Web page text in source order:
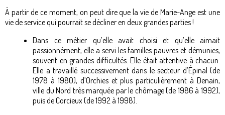
À partir de ce moment, on peut dire que la vie de Marie-Ange est une
vie de service qui pourrait se décliner en deux grandes parties !
Dans ce métier qu’elle avait choisi et qu’elle aimait
passionnément, elle a servi les familles pauvres et démunies,
souvent en grandes difficultés. Elle était attentive à chacun.
Elle a travaillé successivement dans le secteur d’Épinal (de
1978 à 1980), d’Orchies et plus particulièrement à Denain,
ville du Nord très marquée par le chômage (de 1986 à 1992),
puis de Corcieux (de 1992 à 1998).